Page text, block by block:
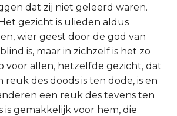
dat zij niet geleerd waren.
gezicht is ulieden aldus
wier geest door de god van
is, maar in zichzelf is het zo
voor allen, hetzelfde gezicht, dat
des doods is ten dode, is en
een reuk des tevens ten
is gemakkelijk voor hem, die